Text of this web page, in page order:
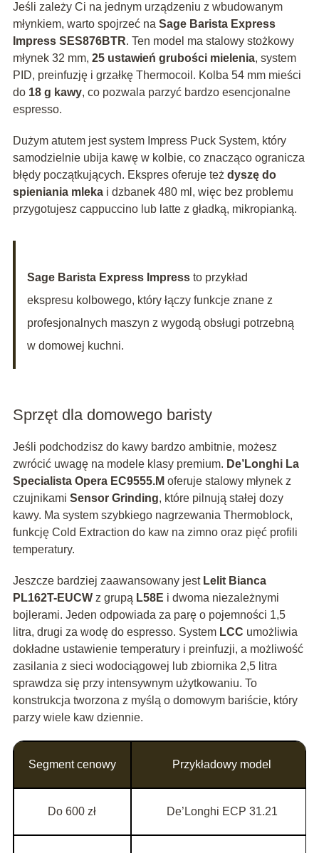
Jeśli zależy Ci na jednym urządzeniu z wbudowanym
młynkiem, warto spojrzeć na Sage Barista Express
Impress SES876BTR. Ten model ma stalowy stożkowy
młynek 32 mm, 25 ustawień grubości mielenia, system
PID, preinfuzję i grzałkę Thermocoil. Kolba 54 mm mieści
do 18 g kawy, co pozwala parzyć bardzo esencjonalne
espresso.
Dużym atutem jest system Impress Puck System, który
samodzielnie ubija kawę w kolbie, co znacząco ogranicza
błędy początkujących. Ekspres oferuje też dyszę do
spieniania mlekai dzbanek 480 ml, więc bez problemu
przygotujesz cappuccino lub latte z gładką, mikropianką.
Sage Barista Express Impressto przykład
ekspresu kolbowego, który łączy funkcje znane z
profesjonalnych maszyn z wygodą obsługi potrzebną
w domowej kuchni.
Sprzęt dla domowego baristy
Jeśli podchodzisz do kawy bardzo ambitnie, możesz
zwrócić uwagę na modele klasy premium. De’Longhi La
Specialista Opera EC9555.M oferuje stalowy młynek z
czujnikami Sensor Grinding, które pilnują stałej dozy
kawy. Ma system szybkiego nagrzewania Thermoblock,
funkcję Cold Extraction do kaw na zimno oraz pięć profili
temperatury.
Jeszcze bardziej zaawansowany jest Lelit Bianca
PL162T-EUCWz grupą L58E i dwoma niezależnymi
bojlerami. Jeden odpowiada za parę o pojemności 1,5
litra, drugi za wodę do espresso. System LCC umożliwia
dokładne ustawienie temperatury i preinfuzji, a możliwość
zasilania z sieci wodociągowej lub zbiornika 2,5 litra
sprawdza się przy intensywnym użytkowaniu. To
konstrukcja tworzona z myślą o domowym bariście, który
parzy wiele kaw dziennie.
Segment cenowy Przykładowy model
Do 600 zł De’Longhi ECP 31.21